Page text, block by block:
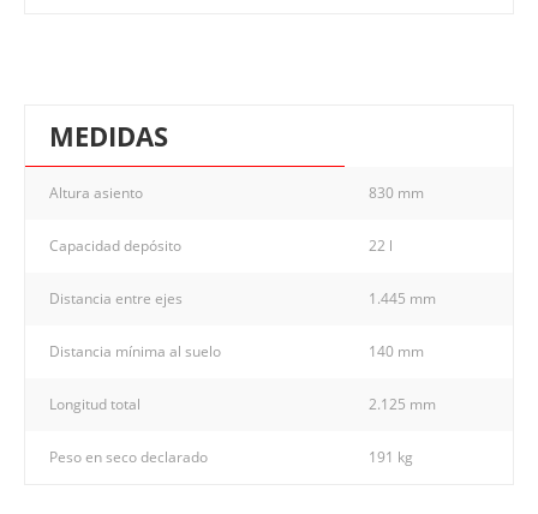
MEDIDAS
Altura asiento 830 mm
Capacidad depósito 22 l
Distancia entre ejes 1.445 mm
Distancia mínima al suelo 140 mm
Longitud total 2.125 mm
Peso en seco declarado 191 kg